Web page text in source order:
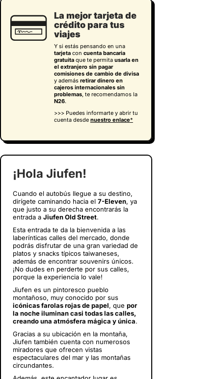
La mejor tarjeta de
crédito para tus
viajes
Y si estás pensando en una
tarjetacon cuenta bancaria
gratuitaque te permita usarla en
el extranjero sin pagar
comisiones de cambio de divisa
y además retirar dinero en
cajeros internacionales sin
problemas, te recomendamos la
N26.
>>> Puedes informarte y abrir tu
cuenta desde nuestro enlace*
¡Hola Jiufen!
Cuando el autobús llegue a su destino,
dirígete caminando hacia el 7-Eleven, ya
que justo a su derecha encontrarás la
entrada a Jiufen Old Street.
Esta entrada te da la bienvenida a las
laberínticas calles del mercado, donde
podrás disfrutar de una gran variedad de
platos y snacks típicos taiwaneses,
además de encontrar souvenirs únicos.
¡No dudes en perderte por sus calles,
porque la experiencia lo vale!
Jiufen es un pintoresco pueblo
montañoso, muy conocido por sus
icónicas farolas rojas de papel, que por
la noche iluminan casi todas las calles,
creando una atmósfera mágica y única.
Gracias a su ubicación en la montaña,
Jiufen también cuenta con numerosos
miradores que ofrecen vistas
espectaculares del mar y las montañas
circundantes.